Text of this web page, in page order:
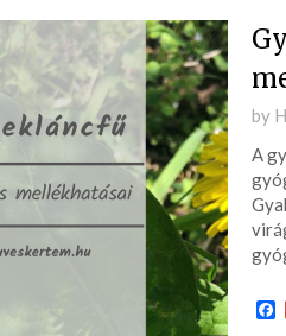
on
02-
18
by
A